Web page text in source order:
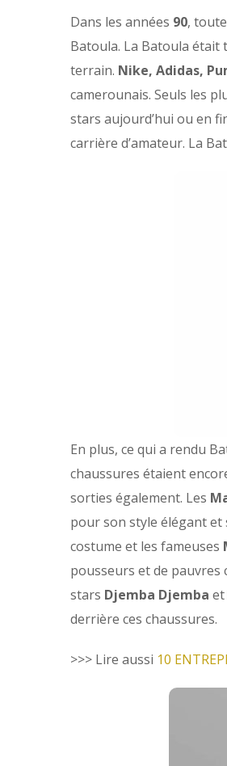
Dans les années 90,
Batoula. La Batoula était
terrain. Nike, Adidas,
camerounais. Seuls les
stars aujourd’hui ou en
carrière d’amateur. La
En plus, ce qui a rendu
chaussures étaient
sorties également. Les
pour son style élégant
costume et les fameuses
pousseurs et de pauvres
stars Djemba Djemba et
derrière ces chaussures.
>>> Lire aussi 10